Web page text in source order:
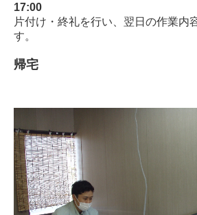
17:00
片付け・終礼を行い、翌日の作業内
す。
帰宅